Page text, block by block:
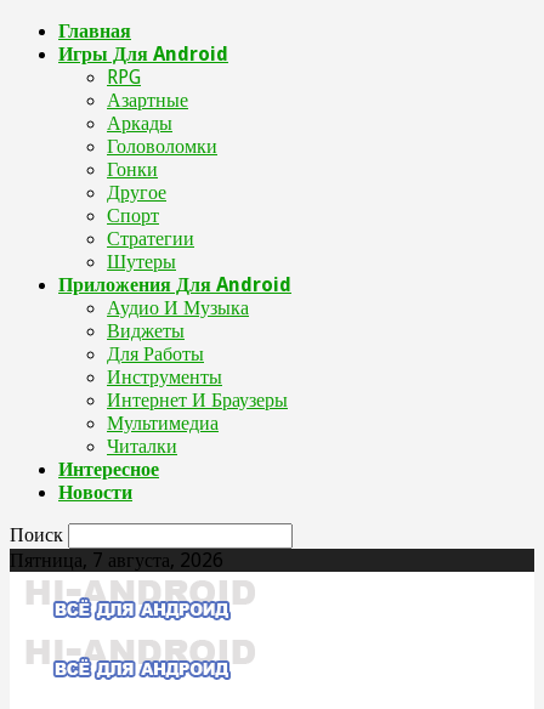
Главная
Игры Для Android
RPG
Азартные
Аркады
Головоломки
Гонки
Другое
Спорт
Стратегии
Шутеры
Приложения Для Android
Аудио И Музыка
Виджеты
Для Работы
Инструменты
Интернет И Браузеры
Мультимедиа
Читалки
Интересное
Новости
Поиск
Пятница, 7 августа, 2026